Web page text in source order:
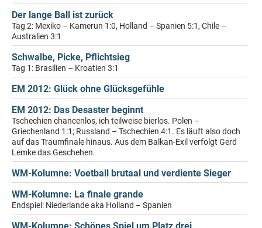
Der lange Ball ist zurück
Tag 2: Mexiko – Kamerun 1:0, Holland – Spanien 5:1, Chile –
Australien 3:1
Schwalbe, Picke, Pflichtsieg
Tag 1: Brasilien – Kroatien 3:1
EM 2012: Glück ohne Glücksgefühle
EM 2012: Das Desaster beginnt
Tschechien chancenlos, ich teilweise bierlos. Polen –
Griechenland 1:1; Russland – Tschechien 4:1. Es läuft also doch
auf das Traumfinale hinaus. Aus dem Balkan-Exil verfolgt Gerd
Lemke das Geschehen.
WM-Kolumne: Voetball brutaal und verdiente Sieger
WM-Kolumne: La finale grande
Endspiel: Niederlande aka Holland – Spanien